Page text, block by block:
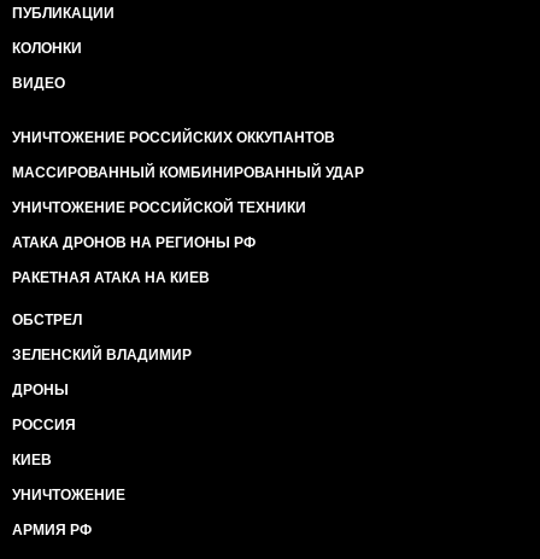
ПУБЛИКАЦИИ
КОЛОНКИ
ВИДЕО
УНИЧТОЖЕНИЕ РОССИЙСКИХ ОККУПАНТОВ
МАССИРОВАННЫЙ КОМБИНИРОВАННЫЙ УДАР
УНИЧТОЖЕНИЕ РОССИЙСКОЙ ТЕХНИКИ
АТАКА ДРОНОВ НА РЕГИОНЫ РФ
РАКЕТНАЯ АТАКА НА КИЕВ
ОБСТРЕЛ
ЗЕЛЕНСКИЙ ВЛАДИМИР
ДРОНЫ
РОССИЯ
КИЕВ
УНИЧТОЖЕНИЕ
АРМИЯ РФ